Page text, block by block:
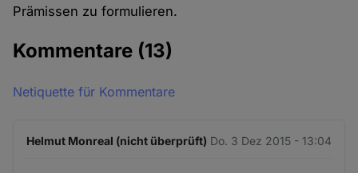
Prämissen zu formulieren.
Kommentare (13)
Netiquette für Kommentare
Helmut Monreal (nicht überprüft) Do. 3 Dez 2015 - 13:04